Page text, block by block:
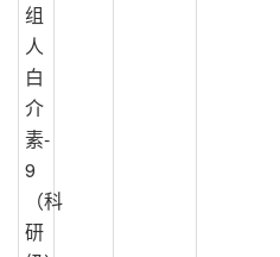
组
人
白
介
素-
9
（科
研